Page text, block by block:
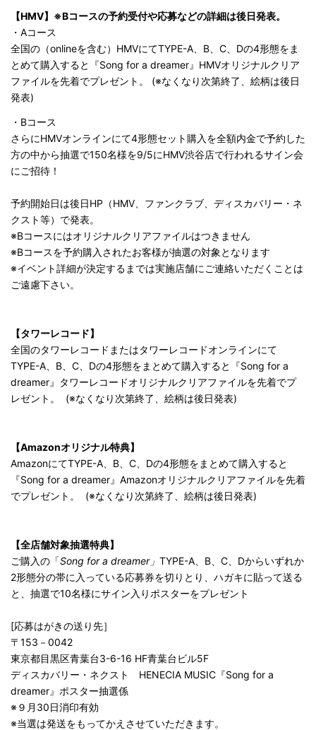
【HMV】※Bコースの予約受付や応募などの詳細は後日発表。
・Aコース
全国の（onlineを含む）HMVにてTYPE-A、B、C、Dの4形態をま
とめて購入すると『Song for a dreamer』HMVオリジナルクリア
ファイルを先着でプレゼント。 (※なくなり次第終了、絵柄は後日
発表)
・Bコース
さらにHMVオンラインにて4形態セット購入を全額内金で予約した
方の中から抽選で150名様を9/5にHMV渋谷店で行われるサイン会
にご招待！
予約開始日は後日HP（HMV、ファンクラブ、ディスカバリー・ネ
クスト等）で発表。
※Bコースにはオリジナルクリアファイルはつきません
※Bコースを予約購入されたお客様が抽選の対象となります
※イベント詳細が決定するまでは実施店舗にご連絡いただくことは
ご遠慮下さい。
【タワーレコード】
全国のタワーレコードまたはタワーレコードオンラインにて
TYPE-A、B、C、Dの4形態をまとめて購入すると『Song for a
dreamer』タワーレコードオリジナルクリアファイルを先着でプ
レゼント。 (※なくなり次第終了、絵柄は後日発表)
【Amazonオリジナル特典】
AmazonにてTYPE-A、B、C、Dの4形態をまとめて購入すると
『Song for a dreamer』Amazonオリジナルクリアファイルを先着
でプレゼント。 (※なくなり次第終了、絵柄は後日発表)
【全店舗対象抽選特典】
ご購入の「Song for a dreamer」 TYPE-A、B、C、Dからいずれか
2形態分の帯に入っている応募券を切りとり、ハガキに貼って送る
と、抽選で10名様にサイン入りポスターをプレゼント
​[応募はがきの送り先］
〒153－0042
東京都目黒区青葉台3-6-16 HF青葉台ビル5F
ディスカバリー・ネクスト HENECIA MUSIC『Song for a
dreamer』ポスター抽選係
※９月30日消印有効
※当選は発送をもってかえさせていただきます。